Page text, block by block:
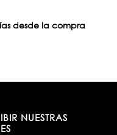
desde la compra
NUESTRAS